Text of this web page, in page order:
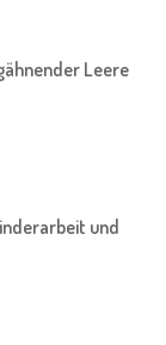
Leere
und